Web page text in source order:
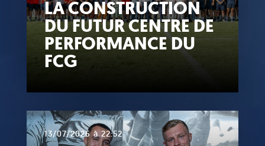
LA CONSTRUCTION
DU FUTUR CENTRE DE
PERFORMANCE DU
FCG
13/07/2026 à 22:52